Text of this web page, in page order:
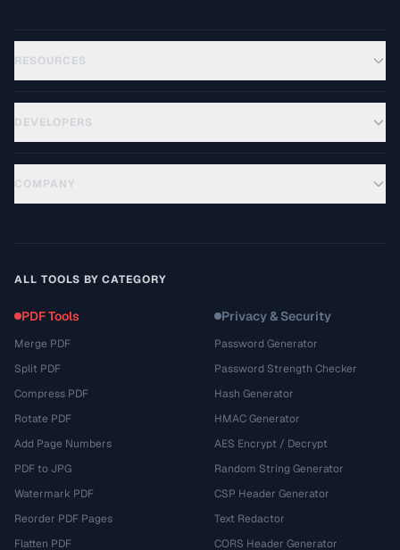
RESOURCES
DEVELOPERS
COMPANY
ALL TOOLS BY CATEGORY
PDF Tools
Merge PDF
Split PDF
Compress PDF
Rotate PDF
Add Page Numbers
PDF to JPG
Watermark PDF
Reorder PDF Pages
Flatten PDF
Privacy & Security
Password Generator
Password Strength Checker
Hash Generator
HMAC Generator
AES Encrypt / Decrypt
Random String Generator
CSP Header Generator
Text Redactor
CORS Header Generator